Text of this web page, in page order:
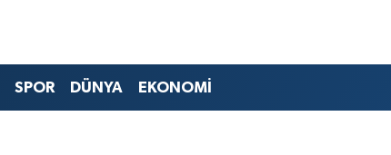
SPOR DÜNYA EKONOMİ